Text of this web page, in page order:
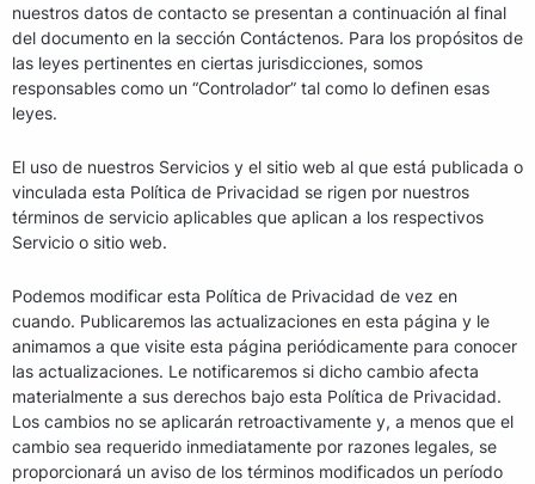
nuestros datos de contacto se presentan a continuación al final
del documento en la sección Contáctenos. Para los propósitos de
las leyes pertinentes en ciertas jurisdicciones, somos
responsables como un “Controlador” tal como lo definen esas
leyes.
El uso de nuestros Servicios y el sitio web al que está publicada o
vinculada esta Política de Privacidad se rigen por nuestros
términos de servicio aplicables que aplican a los respectivos
Servicio o sitio web.
Podemos modificar esta Política de Privacidad de vez en
cuando. Publicaremos las actualizaciones en esta página y le
animamos a que visite esta página periódicamente para conocer
las actualizaciones. Le notificaremos si dicho cambio afecta
materialmente a sus derechos bajo esta Política de Privacidad.
Los cambios no se aplicarán retroactivamente y, a menos que el
cambio sea requerido inmediatamente por razones legales, se
proporcionará un aviso de los términos modificados un período